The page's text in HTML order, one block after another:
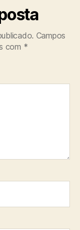
Campos
com *